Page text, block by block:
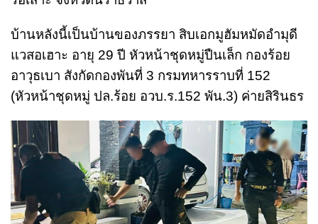
บ้านหลังนี้เป็นบ้านของภรรยา สิบเอกมูฮัมหมัดอำมุดี
แวสอเฮาะ อายุ 29 ปี หัวหน้าชุดหมู่ปืนเล็ก กองร้อย
อาวุธเบา สังกัดกองพันที่ 3 กรมทหารราบที่ 152
(หัวหน้าชุดหมู่ ปล.ร้อย อวบ.ร.152 พัน.3) ค่ายสิรินธร